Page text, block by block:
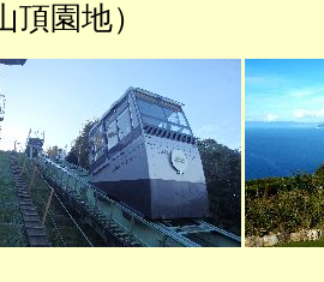
頂園地） （